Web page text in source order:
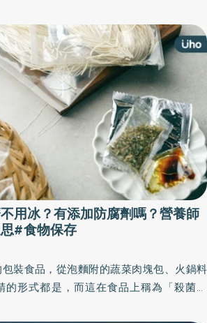
以及儲存時的溫度和食物種類，並找出真
用冰？有添加防腐劑嗎？營養師
#食物保存
裝食品，從泡麵附的蔬菜肉塊包、火鍋料
形式都是，而這在食品上稱為「殺菌軟